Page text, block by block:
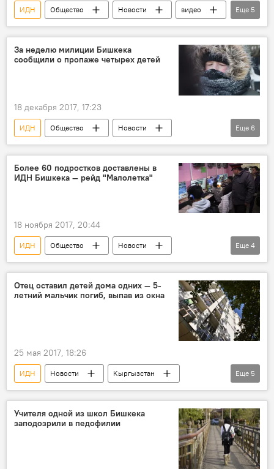
ИДН Общество Новости
видео
Кыргызстан
Мультимедиа
Бишкек
несовершеннолетние
Еще 5
За неделю милиции Бишкека
сообщили о пропаже четырех детей
18 декабря 2017, 17:23
ИДН Общество
Новости
Кыргызстан
Происшествия
Бишкек
поиски
Еще 6
Более 60 подростков доставлены в
ИДН Бишкека — рейд "Малолетка"
18 ноября 2017, 20:44
ИДН Общество
Новости
Кыргызстан
ГУВД Бишкека
несовершеннолетние
рейд
Еще 4
Отец оставил детей дома одних — 5-
летний мальчик погиб, выпав из окна
25 мая 2017, 18:26
ИДН Новости
Кыргызстан
Происшествия
Бишкек
смерть
падение
мальчик
Еще 5
Учителя одной из школ Бишкека
заподозрили в педофилии